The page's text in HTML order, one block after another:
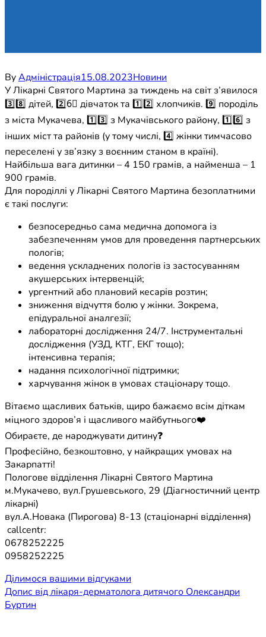
ByАдміністрація15.08.2023Новини
У Лікарні Святого Мартина за тиждень на світ з’явилося
3️⃣8️⃣ дітей, 2️⃣6⃣ дівчаток та 1️⃣2️⃣ хлопчиків. 9️⃣ породіль
з міста Мукачева, 1️⃣3️⃣ з Мукачівського району, 1️⃣6️⃣ з
інших міст та районів (у тому числі, 4️⃣ жінки тимчасово
переселені у зв’язку з воєнним станом в країні).
Найбільша вага дитинки – 4 150 грамів, а найменша – 1
900 грамів.
Для породіллі у Лікарні Святого Мартина безоплатними
є такі послуги:
безпосередньо сама медична допомога із
забезпеченням умов для проведення партнерських
пологів;
ведення ускладнених пологів із застосуванням
акушерських інтервенцій;
ургентний або плановий кесарів розтин;
зниження відчуття болю у жінки. Зокрема,
епідуральної аналгезії;
лабораторні дослідження 24/7. Інструментальні
дослідження (УЗД, КТГ, ЕКГ тощо);
інтенсивна терапія;
надання психологічної підтримки;
харчування жінок в умовах стаціонару тощо.
Вітаємо щасливих батьків, щиро бажаємо всім діткам
міцного здоров’я і щасливого майбутнього❤️
Обираєте, де народжувати дитину❓
Професійно, безкоштовно, у найкращих умовах на
Закарпатті!
Пологове відділення Лікарні Святого Мартина
м.Мукачево, вул.Грушевського, 29 (Діагностичний центр
лікарні)
вул.А.Новака (Пирогова) 8-13 (стаціонарні відділення)
callcentr:
0678252225
0958252225
Навігація
записів
Ділимося вашими відгуками
Допис від лікаря-дерматолога дитячого Олександри
Буртин